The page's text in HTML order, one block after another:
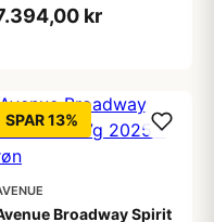
kr
SPAR 13%
Broadway Spirit